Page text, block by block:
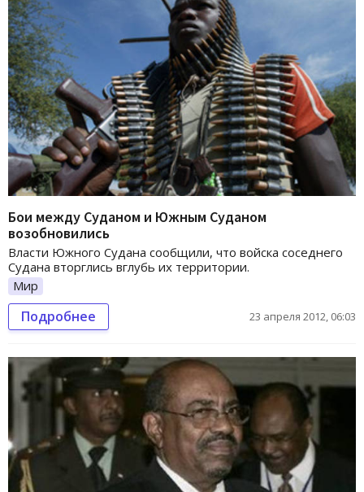
Бои между Суданом и Южным Суданом
возобновились
Власти Южного Судана сообщили, что войска соседнего
Судана вторглись вглубь их территории.
Мир
Подробнее 23 апреля 2012, 06:03